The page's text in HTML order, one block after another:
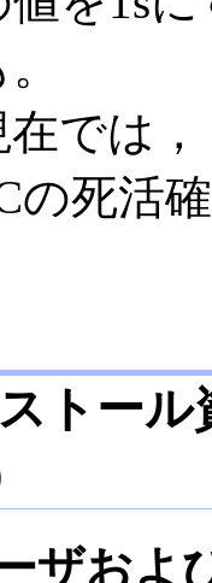
在では
の死活
トール
ザおよ